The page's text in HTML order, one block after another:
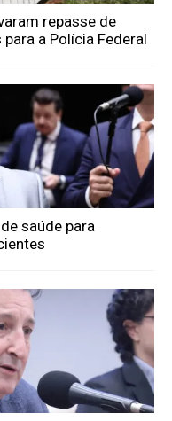
repasse de
a Polícia Federal
saúde para